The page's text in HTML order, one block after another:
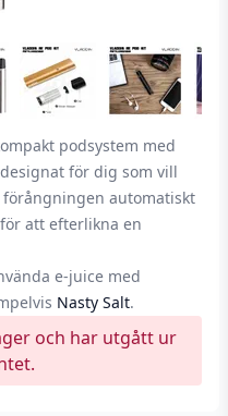
podsystem med
för dig som vill
automatiskt
att efterlikna en
e-juice med
Nasty Salt.
och har utgått ur